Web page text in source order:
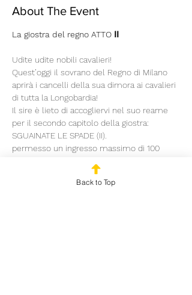
About The Event
La giostra del regno ATTO ⅠⅠ
Udite udite nobili cavalieri!
Quest’oggi il sovrano del Regno di Milano
aprirà i cancelli della sua dimora ai cavalieri
di tutta la Longobardia!
Il sire è lieto di accogliervi nel suo reame
per il secondo capitolo della giostra:
SGUAINATE LE SPADE (II).
permesso un ingresso massimo di 100
IL XXVI giorno di OTTOBRE i più impavidi
campioni si sfideranno nella seconda di sei
Back to Top